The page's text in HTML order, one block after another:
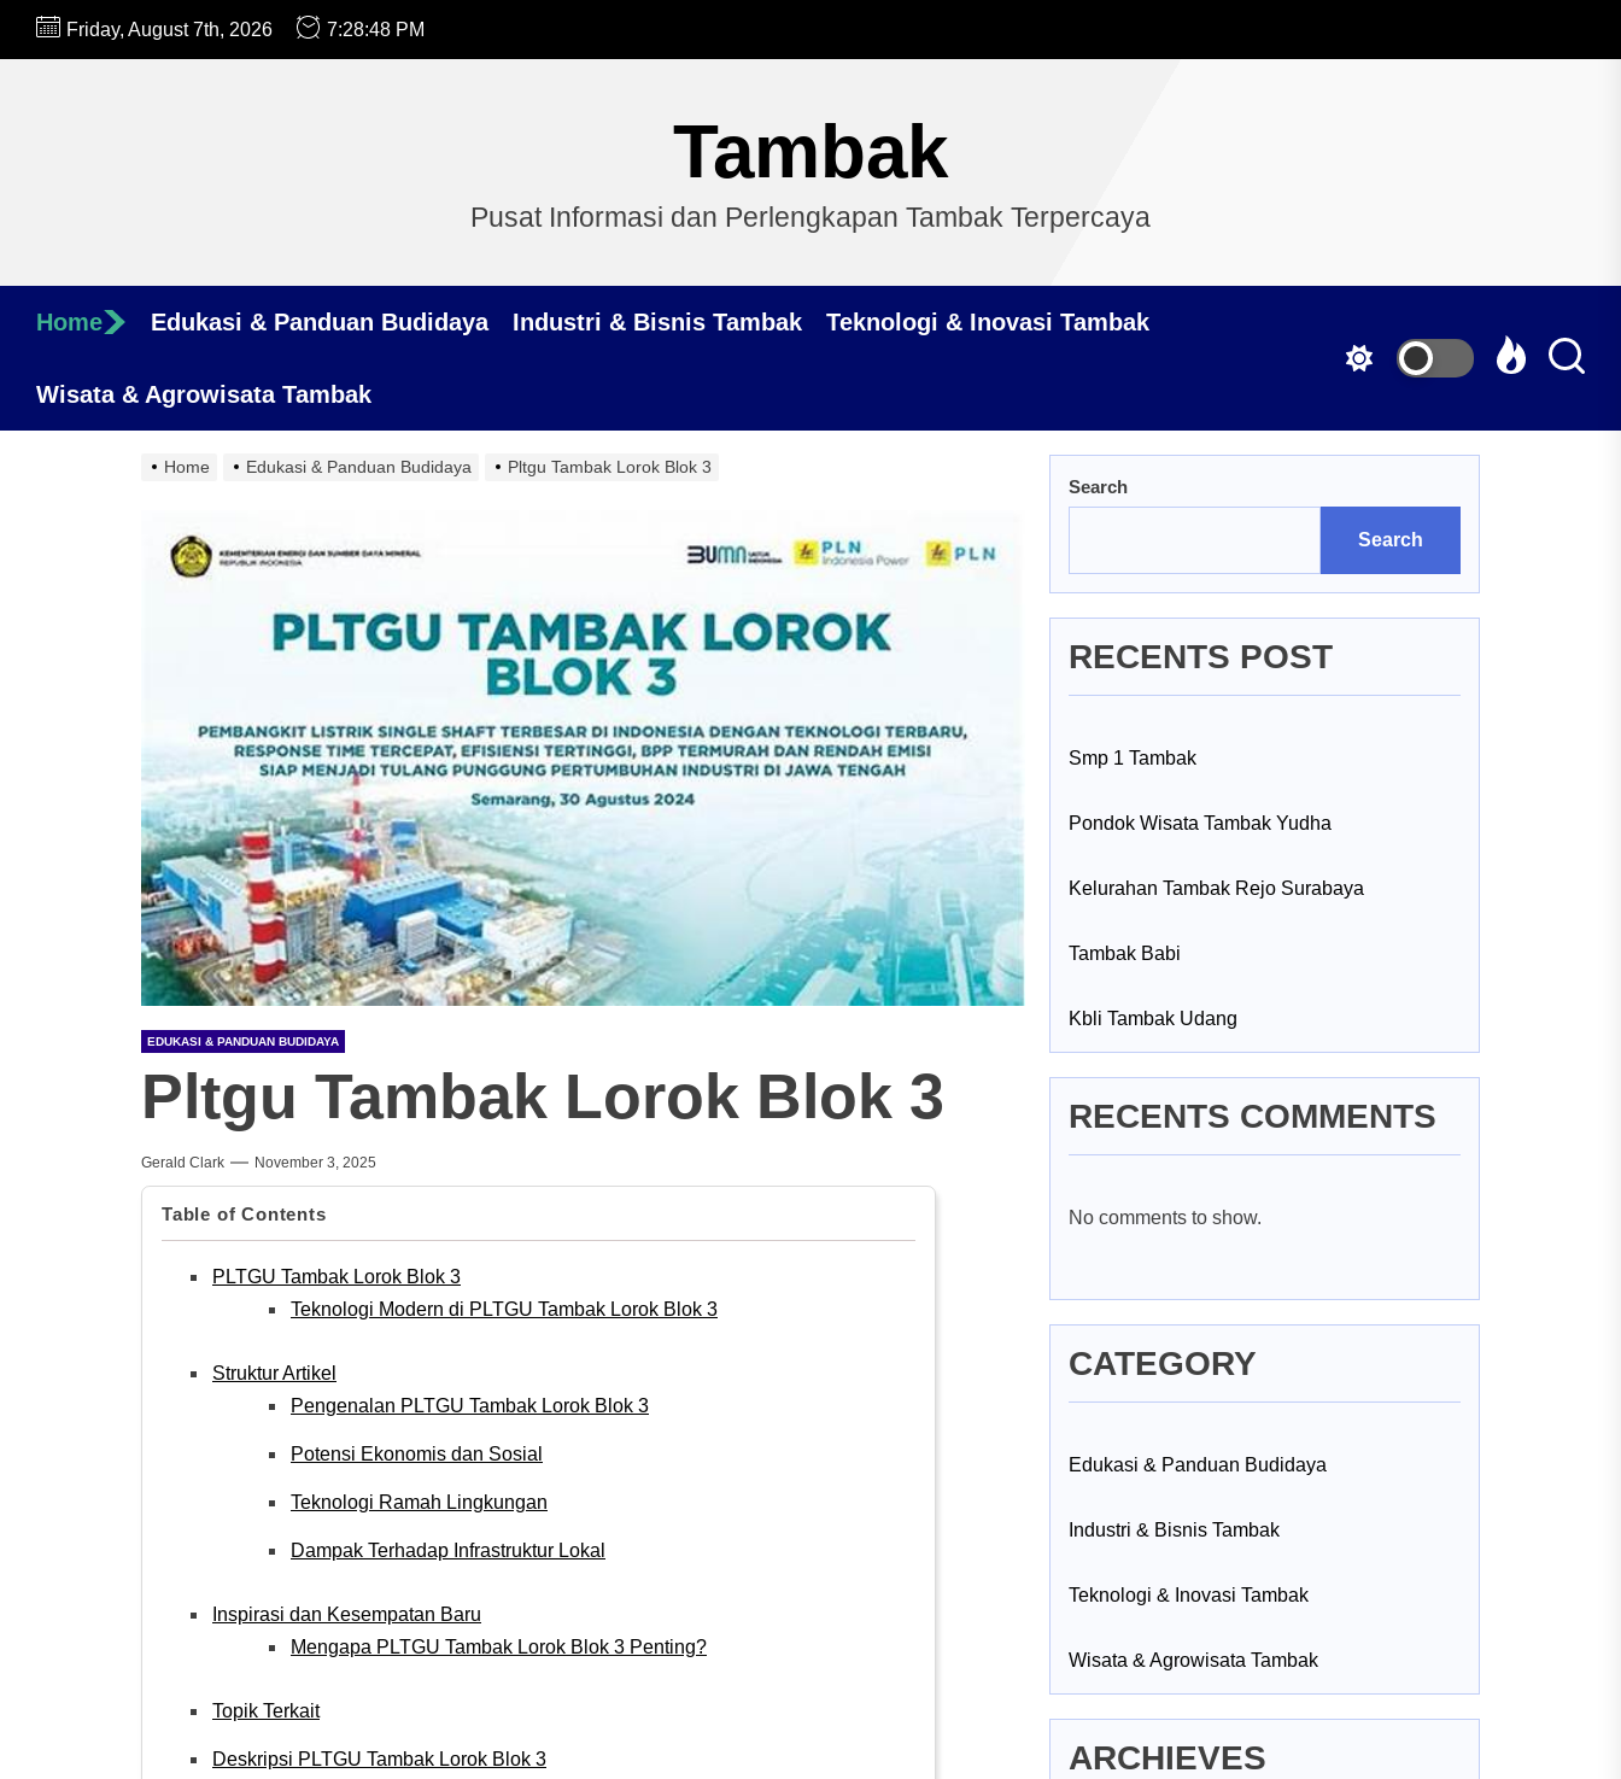
Skip
Friday, August 7th, 2026 7:28:49 PM
Tambak
Pusat Informasi dan Perlengkapan Tambak Terpercaya
Home Edukasi & Panduan Budidaya Industri & Bisnis Tambak Teknologi & Inovasi Tambak
Wisata & Agrowisata Tambak
Home Edukasi & Panduan Budidaya Pltgu Tambak Lorok Blok 3
EDUKASI & PANDUAN BUDIDAYA
Pltgu Tambak Lorok Blok 3
Gerald Clark November 3, 2025
Table of Contents
PLTGU Tambak Lorok Blok 3
Teknologi Modern di PLTGU Tambak Lorok Blok 3
Struktur Artikel
Pengenalan PLTGU Tambak Lorok Blok 3
Potensi Ekonomis dan Sosial
Teknologi Ramah Lingkungan
Dampak Terhadap Infrastruktur Lokal
Inspirasi dan Kesempatan Baru
Mengapa PLTGU Tambak Lorok Blok 3 Penting?
Topik Terkait
Deskripsi PLTGU Tambak Lorok Blok 3
Search
Search
RECENTS POST
Smp 1 Tambak
Pondok Wisata Tambak Yudha
Kelurahan Tambak Rejo Surabaya
Tambak Babi
Kbli Tambak Udang
RECENTS COMMENTS
No comments to show.
CATEGORY
Edukasi & Panduan Budidaya
Industri & Bisnis Tambak
Teknologi & Inovasi Tambak
Wisata & Agrowisata Tambak
ARCHIEVES